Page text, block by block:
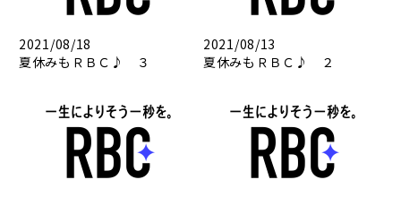
2021/08/18
夏休みもＲＢＣ♪ ３
2021/08/13
夏休みもＲＢＣ♪ ２